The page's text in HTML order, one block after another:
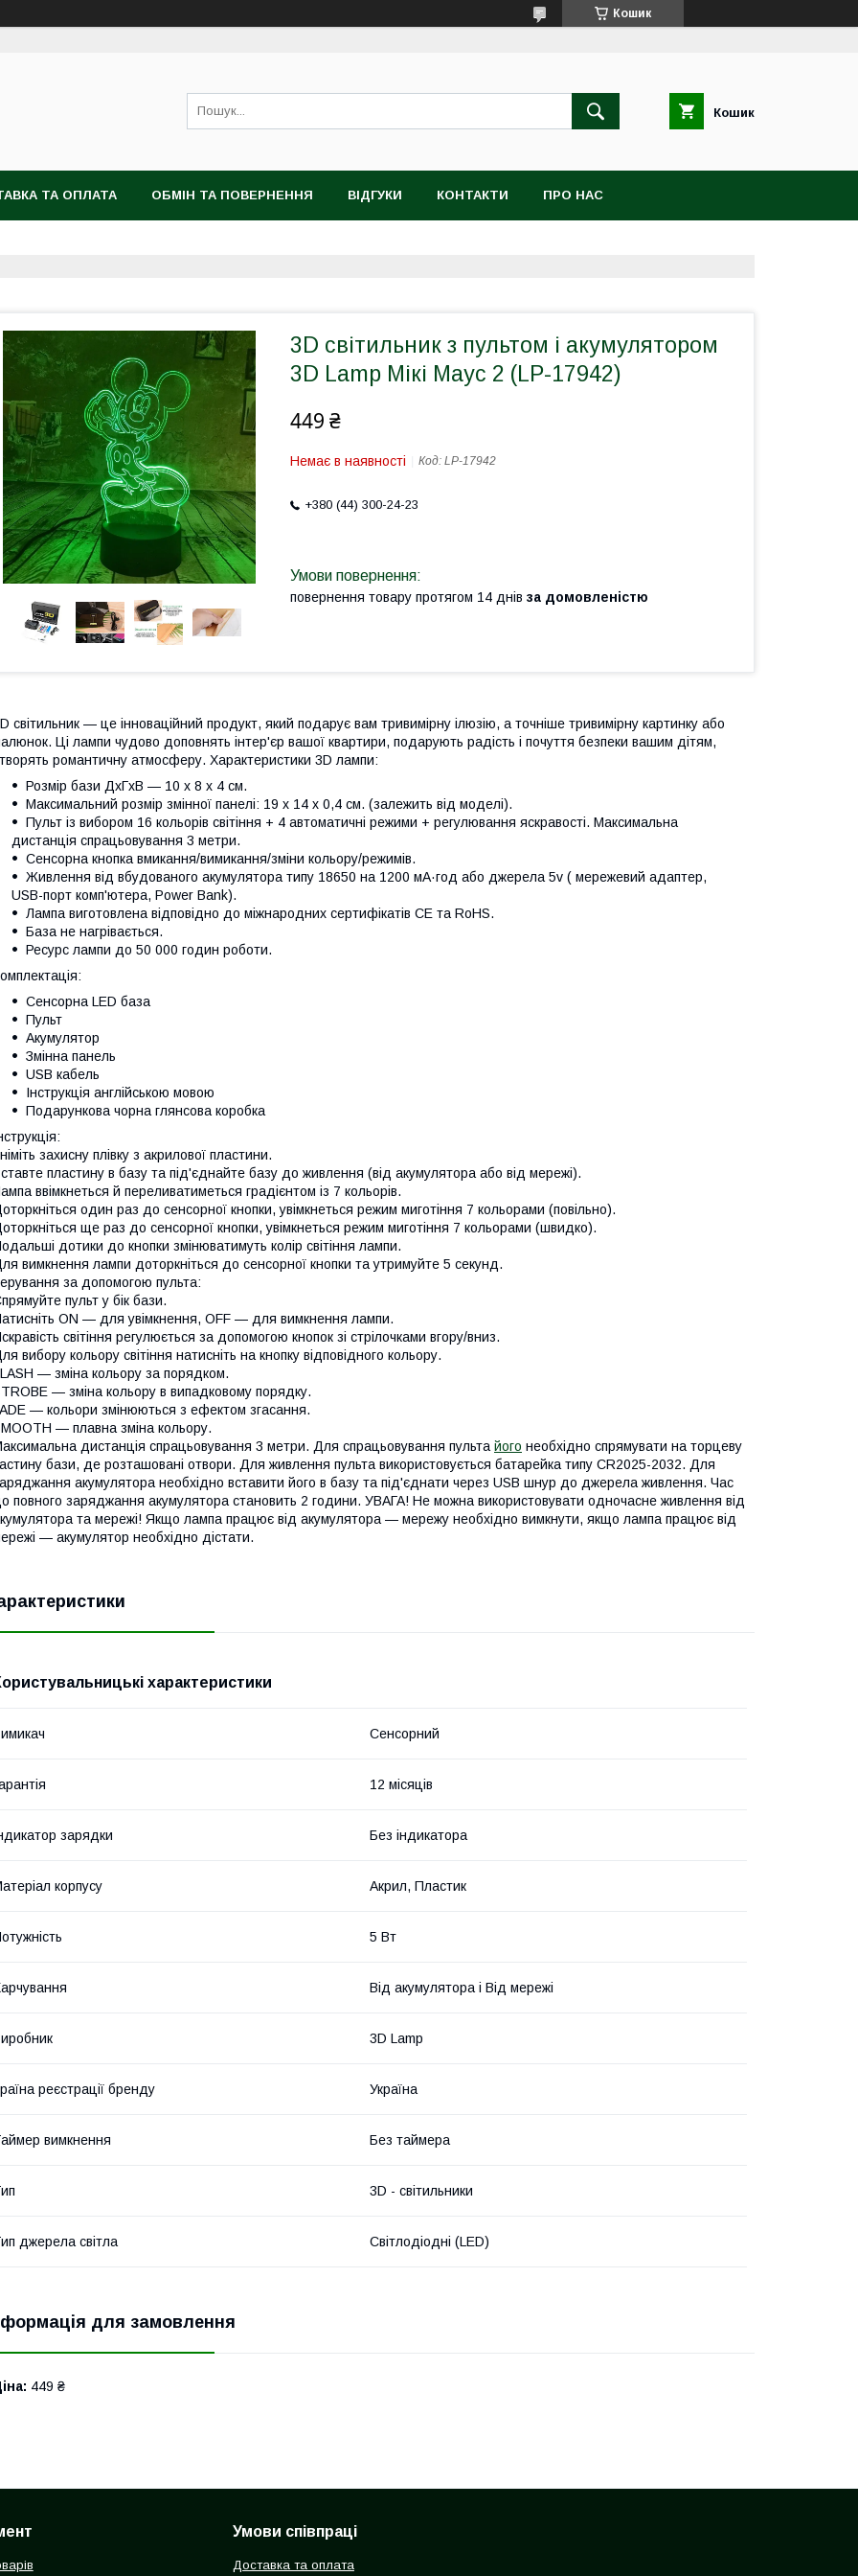
Кошик
Кошик
ТА ОПЛАТА ОБМІН ТА ПОВЕРНЕННЯ ВІДГУКИ КОНТАКТИ ПРО НАС
3D світильник з пультом і акумулятором
3D Lamp Мікі Маус 2 (LP-17942)
449 ₴
Немає в наявності Код: LP-17942
+380 (44) 300-24-23
повернення товару протягом 14 днів за домовленістю
світильник — це інноваційний продукт, який подарує вам тривимірну ілюзію, а точніше тривимірну картинку або
Ці лампи чудово доповнять інтер'єр вашої квартири, подарують радість і почуття безпеки вашим дітям,
романтичну атмосферу. Характеристики 3D лампи:
Розмір бази ДхГхВ — 10 х 8 х 4 см.
Максимальний розмір змінної панелі: 19 x 14 x 0,4 см. (залежить від моделі).
Пульт із вибором 16 кольорів світіння + 4 автоматичні режими + регулювання яскравості. Максимальна
дистанція спрацьовування 3 метри.
Сенсорна кнопка вмикання/вимикання/зміни кольору/режимів.
Живлення від вбудованого акумулятора типу 18650 на 1200 мА·год або джерела 5v ( мережевий адаптер,
USB-порт комп'ютера, Power Bank).
Лампа виготовлена відповідно до міжнародних сертифікатів CE та RoHS.
База не нагрівається.
Ресурс лампи до 50 000 годин роботи.
Сенсорна LED база
Пульт
Акумулятор
Змінна панель
USB кабель
Інструкція англійською мовою
Подарункова чорна глянсова коробка
захисну плівку з акрилової пластини.
пластину в базу та під'єднайте базу до живлення (від акумулятора або від мережі).
ввімкнеться й переливатиметься градієнтом із 7 кольорів.
один раз до сенсорної кнопки, увімкнеться режим миготіння 7 кольорами (повільно).
ще раз до сенсорної кнопки, увімкнеться режим миготіння 7 кольорами (швидко).
дотики до кнопки змінюватимуть колір світіння лампи.
вимкнення лампи доторкніться до сенсорної кнопки та утримуйте 5 секунд.
за допомогою пульта:
пульт у бік бази.
ON — для увімкнення, OFF — для вимкнення лампи.
світіння регулюється за допомогою кнопок зі стрілочками вгору/вниз.
вибору кольору світіння натисніть на кнопку відповідного кольору.
— зміна кольору за порядком.
— зміна кольору в випадковому порядку.
— кольори змінюються з ефектом згасання.
— плавна зміна кольору.
дистанція спрацьовування 3 метри. Для спрацьовування пульта його необхідно спрямувати на торцеву
бази, де розташовані отвори. Для живлення пульта використовується батарейка типу CR2025-2032. Для
акумулятора необхідно вставити його в базу та під'єднати через USB шнур до джерела живлення. Час
повного заряджання акумулятора становить 2 години. УВАГА! Не можна використовувати одночасне живлення від
та мережі! Якщо лампа працює від акумулятора — мережу необхідно вимкнути, якщо лампа працює від
— акумулятор необхідно дістати.
характеристики
Сенсорний
12 місяців
зарядки Без індикатора
корпусу Акрил, Пластик
5 Вт
Від акумулятора і Від мережі
3D Lamp
реєстрації бренду Україна
вимкнення Без таймера
3D - світильники
джерела світла Світлодіодні (LED)
для замовлення
449 ₴
Умови співпраці
Доставка та оплата